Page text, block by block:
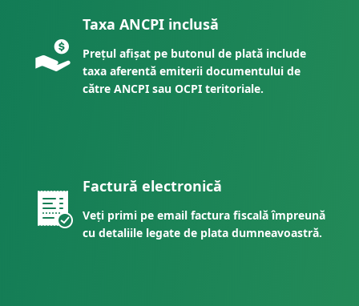
Taxa ANCPI inclusă
Prețul afișat pe butonul de plată include
taxa aferentă emiterii documentului de
către ANCPI sau OCPI teritoriale.
Factură electronică
Veți primi pe email factura fiscală împreună
cu detaliile legate de plata dumneavoastră.